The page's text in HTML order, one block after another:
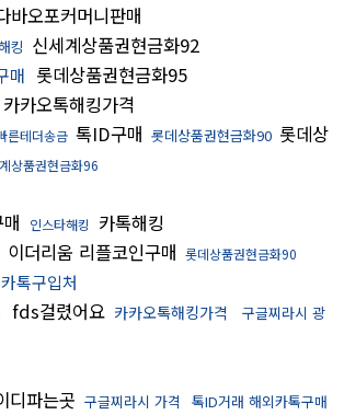
바오포커머니판매
킹 신세계상품권현금화92
매 롯데상품권현금화95
카카오톡해킹가격
른테더송금 톡ID구매 롯데상품권현금화90 롯데상
상품권현금화96
인스타해킹
카톡해킹
이더리움 리플코인구매 롯데상품권현금화90
톡구입처
fds걸렸어요 카카오톡해킹가격
구글찌라시 광
디파는곳 구글찌라시 가격 톡ID거래 해외카톡구매